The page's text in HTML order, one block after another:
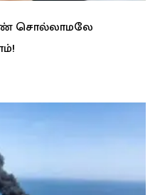
சொல்லாமலே